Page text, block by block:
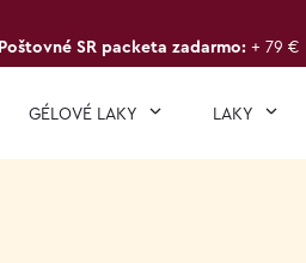
Poštovné SR packeta zadarmo: + 79 €
GÉLOVÉ LAKY LAKY